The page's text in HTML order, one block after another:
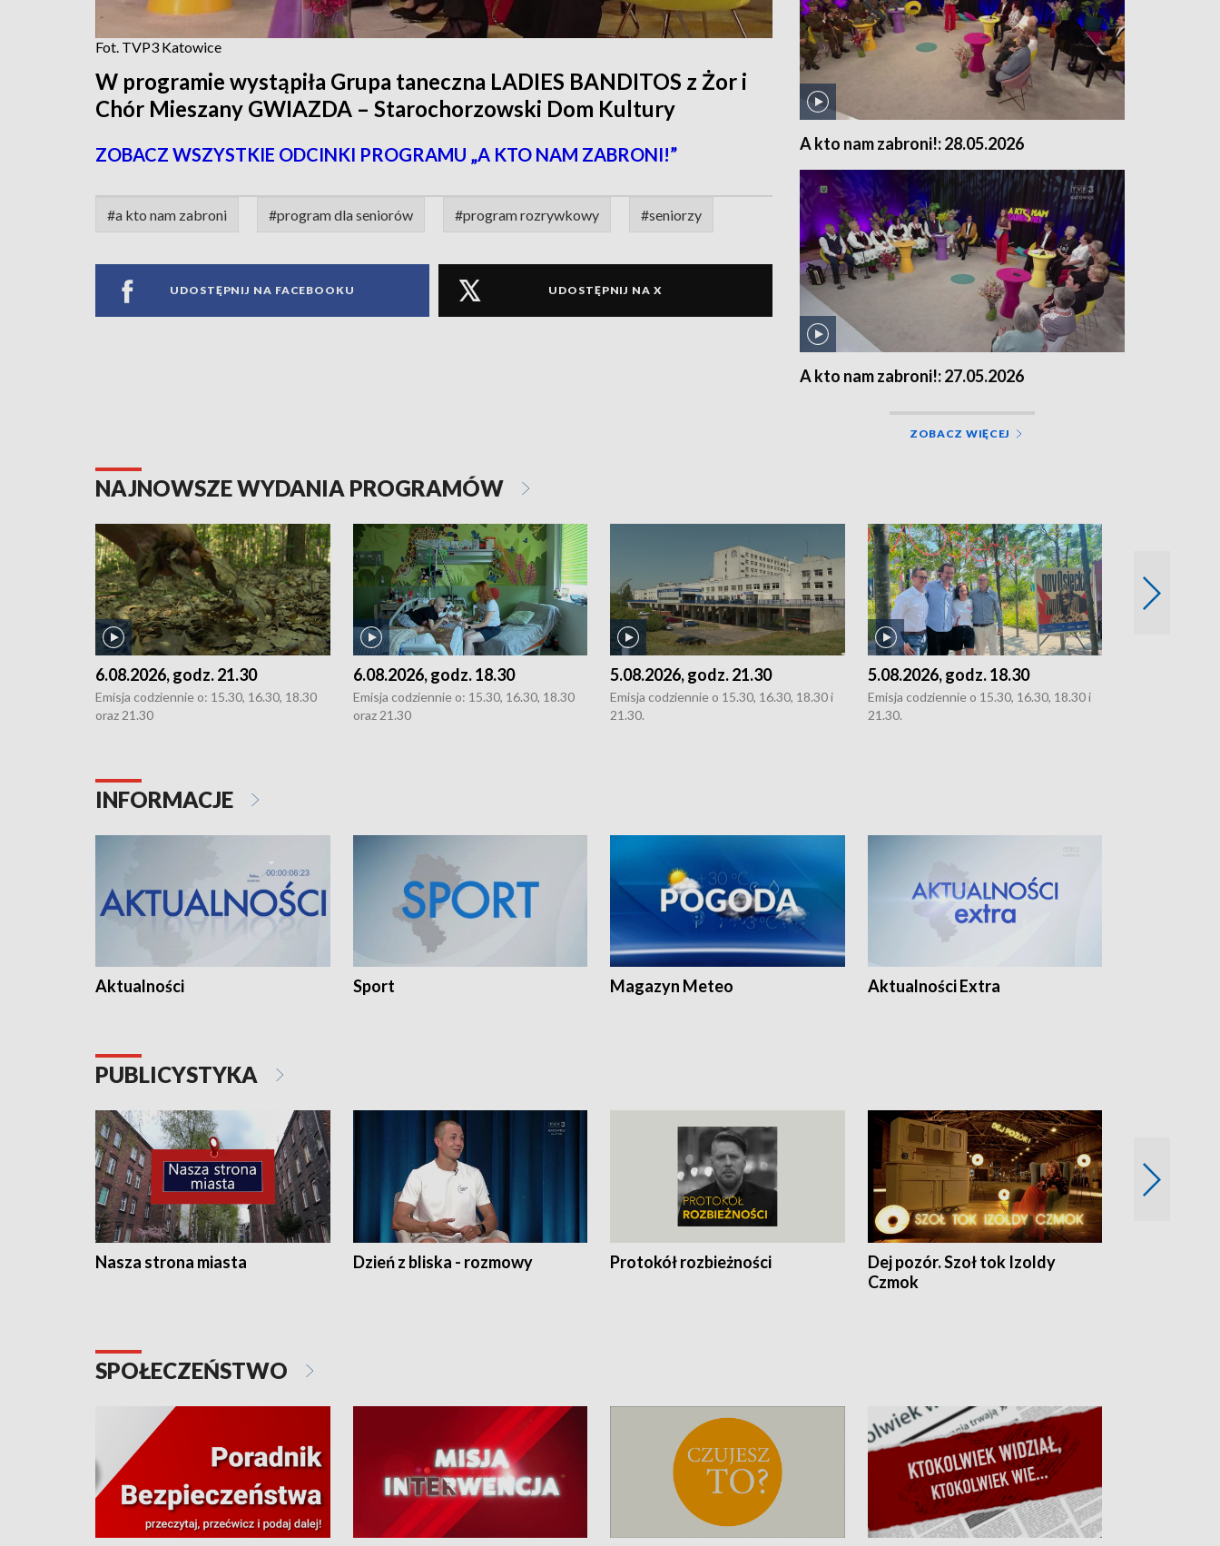
Fot. TVP3 Katowice
W programie wystąpiła Grupa taneczna LADIES BANDITOS z Żor i
Chór Mieszany GWIAZDA – Starochorzowski Dom Kultury
ZOBACZ WSZYSTKIE ODCINKI PROGRAMU „A KTO NAM ZABRONI!”
#a kto nam zabroni #program dla seniorów #program rozrywkowy #seniorzy
UDOSTĘPNIJ NA FACEBOOKU UDOSTĘPNIJ NA X
A kto nam zabroni!: 28.05.2026
A kto nam zabroni!: 27.05.2026
ZOBACZ WIĘCEJ
NAJNOWSZE WYDANIA PROGRAMÓW
6.08.2026, godz. 21.30
Emisja codziennie o: 15.30, 16.30, 18.30
oraz 21.30
6.08.2026, godz. 18.30
Emisja codziennie o: 15.30, 16.30, 18.30
oraz 21.30
5.08.2026, godz. 21.30
Emisja codziennie o 15.30, 16.30, 18.30 i
21.30.
5.08.2026, godz. 18.30
Emisja codziennie o 15.30, 16.30, 18.30 i
21.30.
INFORMACJE
Aktualności Sport Magazyn Meteo Aktualności Extra
PUBLICYSTYKA
Nasza strona miasta Dzień z bliska - rozmowy Protokół rozbieżności
Dej pozór. Szoł tok Izoldy
Czmok
SPOŁECZEŃSTWO